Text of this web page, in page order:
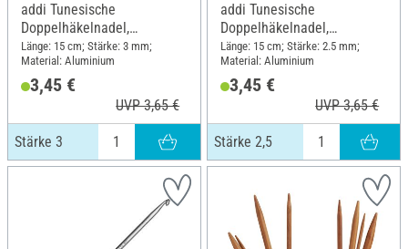
addi Tunesische
Doppelhäkelnadel,
Aluminium, Stärke 3
Länge: 15 cm; Stärke: 3 mm;
Material: Aluminium
3,45 €
UVP 3,65 €
Stärke 3
addi Tunesische
Doppelhäkelnadel,
Aluminium, Stärke 2,5
Länge: 15 cm; Stärke: 2.5 mm;
Material: Aluminium
3,45 €
UVP 3,65 €
Stärke 2,5